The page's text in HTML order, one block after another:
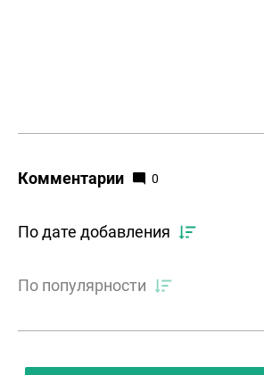
Комментарии 0
По дате добавления
По популярности